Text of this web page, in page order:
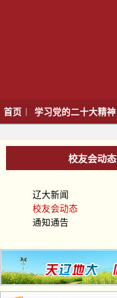
首页 | 学习党的二十大精神
校友会动态
辽大新闻
校友会动态
通知通告